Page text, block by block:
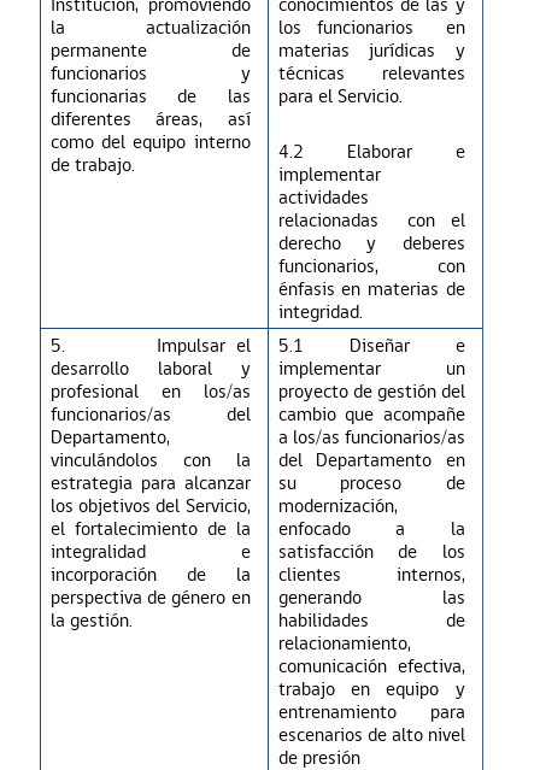
la actualización
permanente de
funcionarios y
funcionarias de las
diferentes áreas, así
como del equipo interno
de trabajo.
los funcionarios
en
materias jurídicas y
técnicas relevantes
para el Servicio.
4. 2 Elaborar e
implementar
actividades
relacionadas
con el
derecho y deberes
funcionarios, con
énfasis en materias de
integridad.
5.
Impulsar el
desarrollo laboral y
profesional en los/as
funcionarios/as del
Departamento,
vinculándolos con la
estrategia para alcanzar
los objetivos del Servicio,
el fortalecimiento de la
integralidad e
incorporación de la
perspectiva de género en
la gestión.
5.1 Diseñar e
implementar un
proyecto de gestión del
cambio que acompañe
a los/as funcionarios/as
del Departamento en
su proceso de
modernización,
enfocado a la
satisfacción de los
clientes internos,
generando las
habilidades de
relacionamiento,
comunicación efectiva,
trabajo en equipo y
entrenamiento para
escenarios de alto nivel
de presión